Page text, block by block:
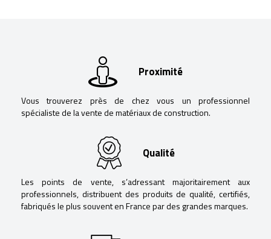
Proximité
Vous trouverez près de chez vous un professionnel
spécialiste de la vente de matériaux de construction.
Qualité
Les points de vente, s’adressant majoritairement aux
professionnels, distribuent des produits de qualité, certifiés,
fabriqués le plus souvent en France par des grandes marques.